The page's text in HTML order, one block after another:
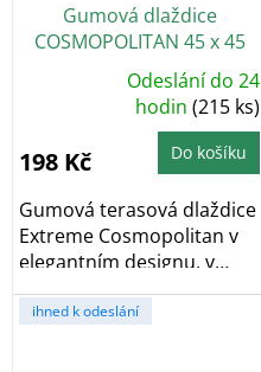
Gumová dlaždice
COSMOPOLITAN 45 x 45
cm, hnědá, zesílená 2,5 cm
5,0
z
5
Odeslání do 24
hodin(215 ks)
198 Kč Do košíku
Gumová terasová dlaždice
Extreme Cosmopolitan v
elegantním designu, v
hnědé barvě....
ihned k odeslání